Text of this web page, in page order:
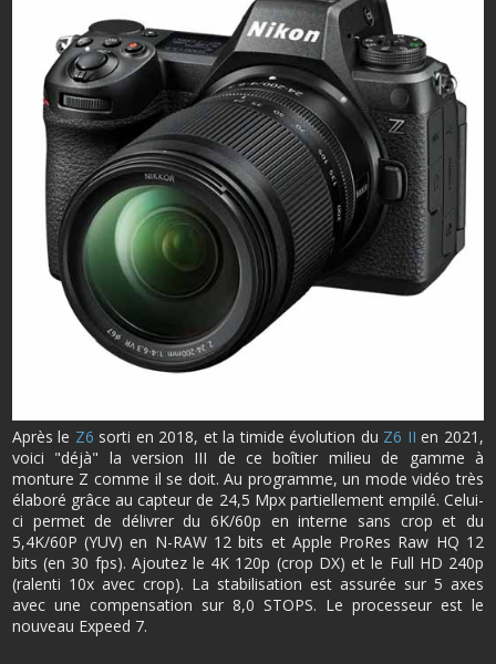
Après le Z6 sorti en 2018, et la timide évolution du Z6 II en 2021,
voici "déjà" la version III de ce boîtier milieu de gamme à
monture Z comme il se doit. Au programme, un mode vidéo très
élaboré grâce au capteur de 24,5 Mpx partiellement empilé. Celui-
ci permet de délivrer du 6K/60p en interne sans crop et du
5,4K/60P (YUV) en N-RAW 12 bits et Apple ProRes Raw HQ 12
bits (en 30 fps). Ajoutez le 4K 120p (crop DX) et le Full HD 240p
(ralenti 10x avec crop). La stabilisation est assurée sur 5 axes
avec une compensation sur 8,0 STOPS. Le processeur est le
nouveau Expeed 7.